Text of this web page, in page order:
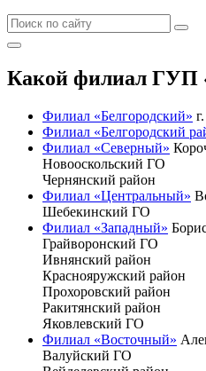
Какой филиал ГУП
Филиал «Белгородский»
Филиал «Белгородский
Филиал «Северный»
Новооскольский ГО
Чернянский район
Филиал «Центральный»
Шебекинский ГО
Филиал «Западный»
Грайворонский ГО
Ивнянский район
Краснояружский район
Прохоровский район
Ракитянский район
Яковлевский ГО
Филиал «Восточный»
Валуйский ГО